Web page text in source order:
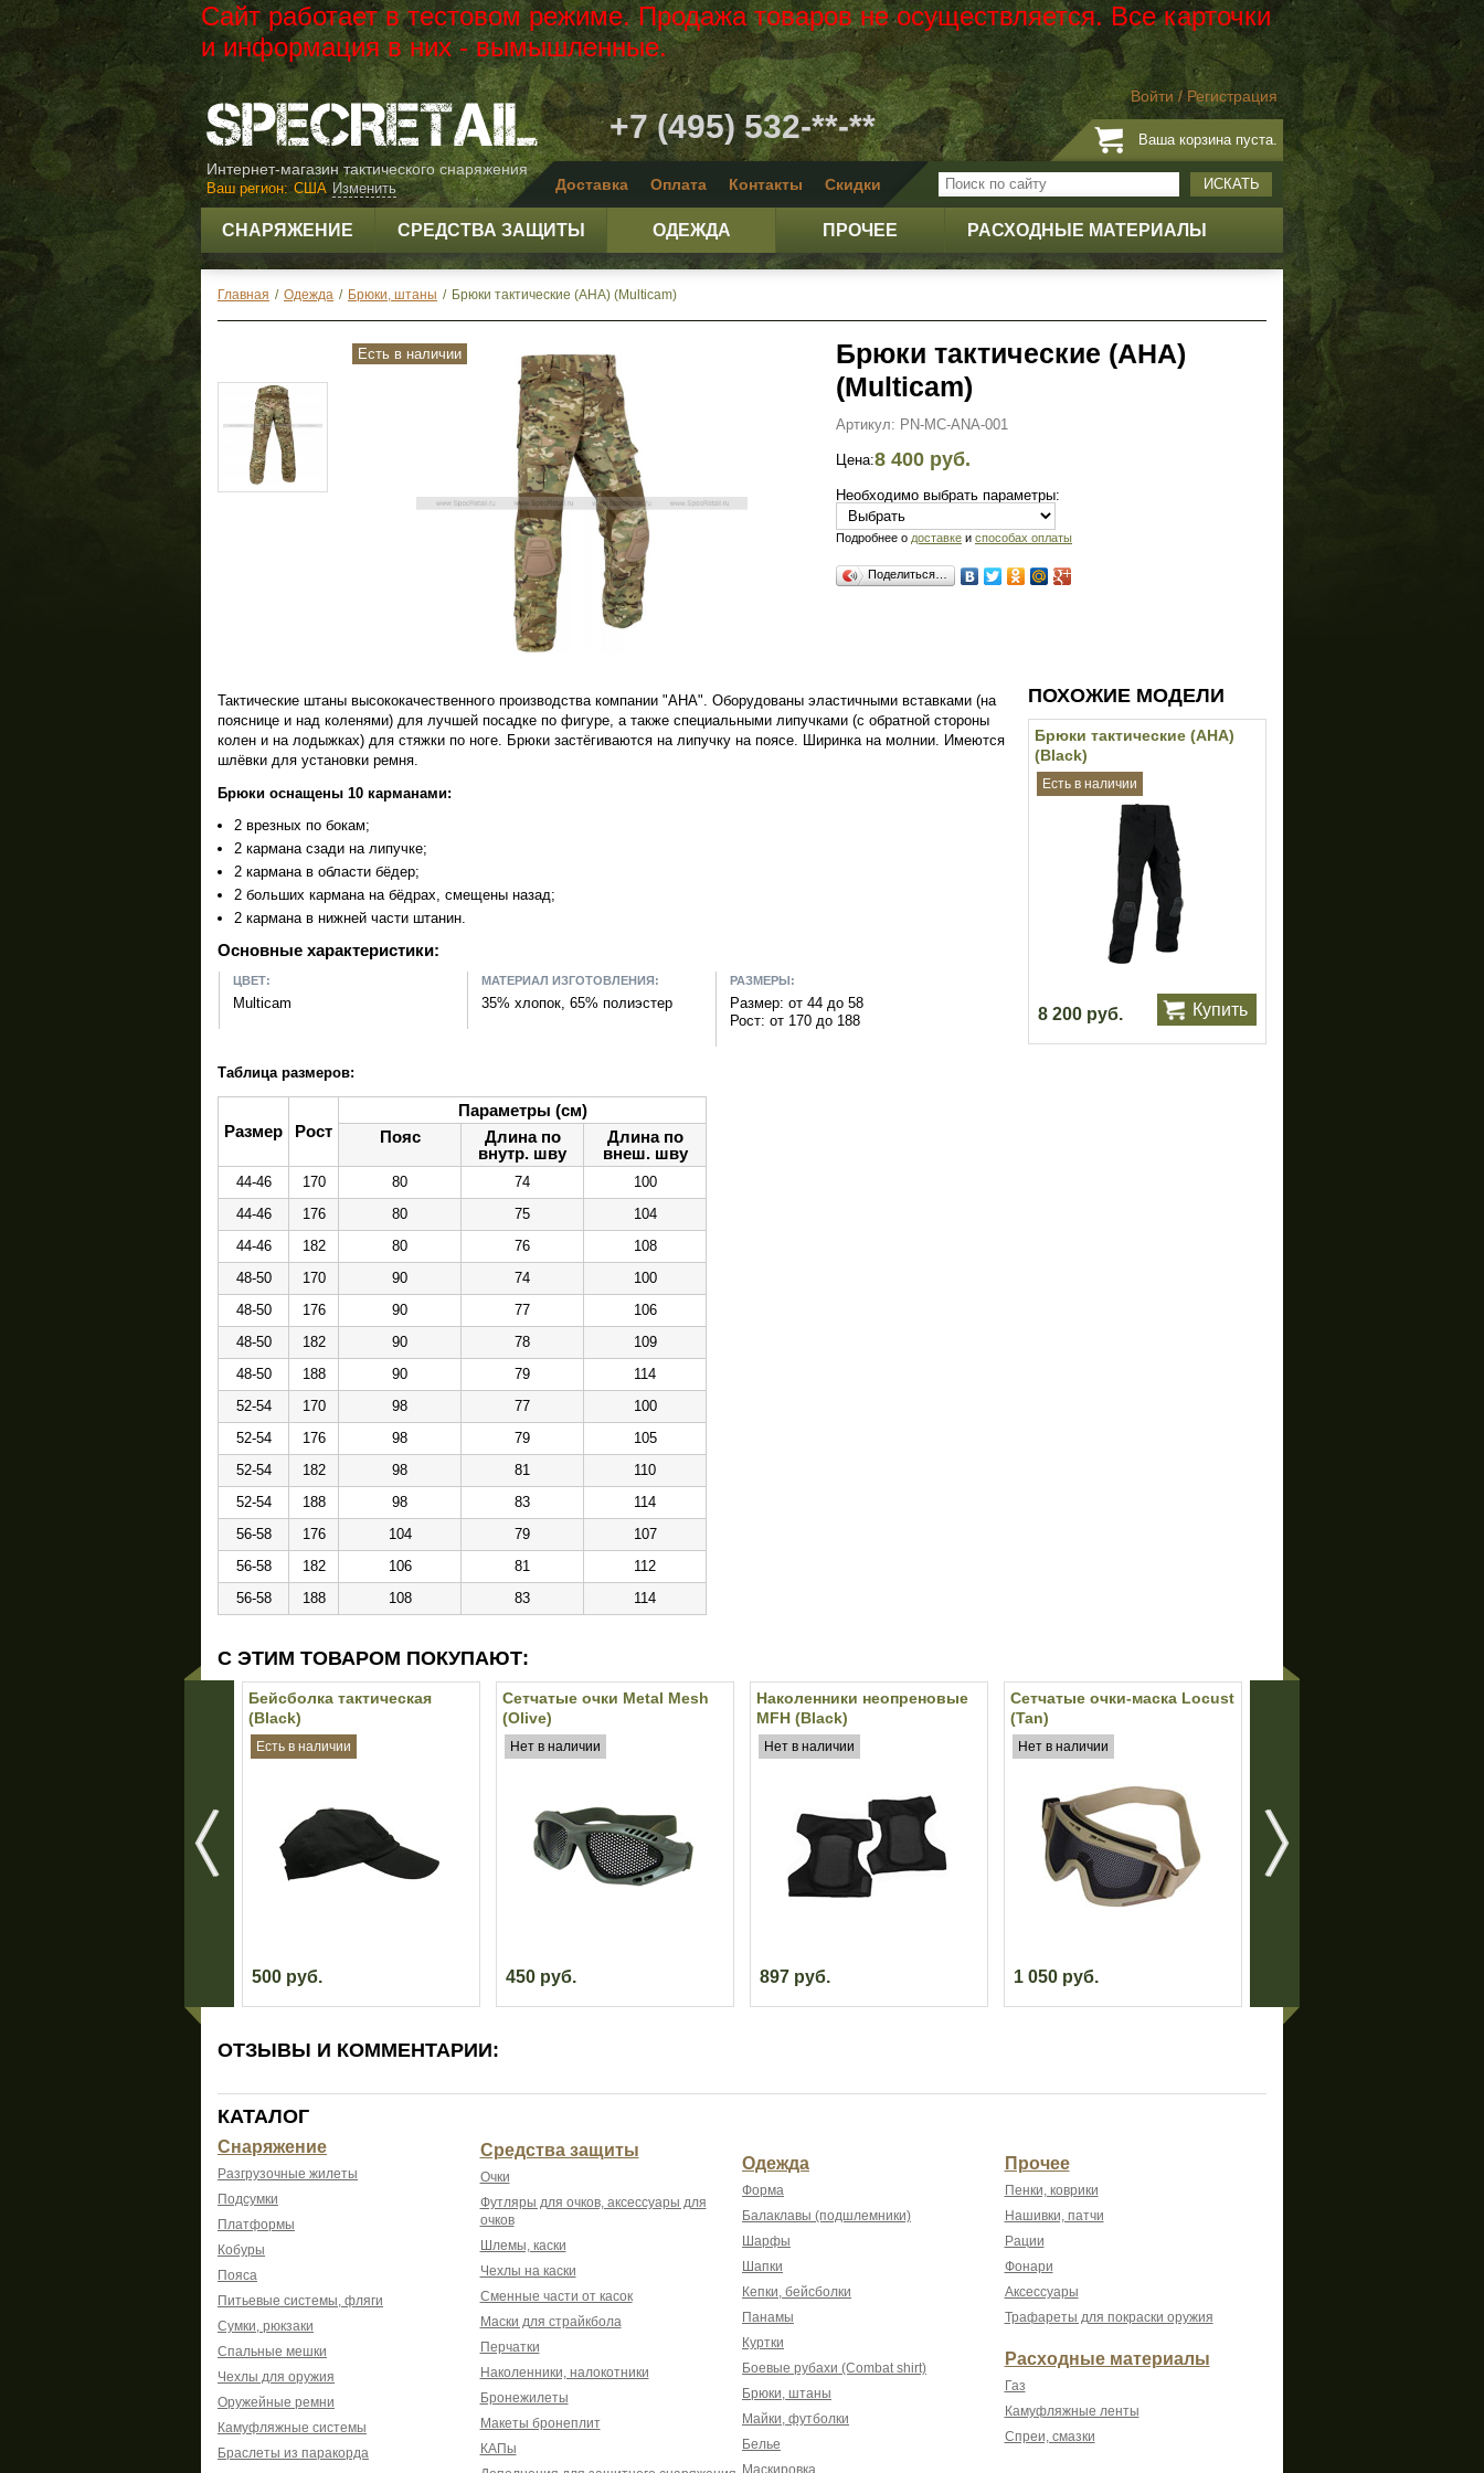
Сайт работает в тестовом режиме. Продажа товаров не осуществляется. Все карточки
и информация в них - вымышленные.
Войти / Регистрация
Ваша корзина пуста.
Интернет-магазин тактического снаряжения
+7 (495) 532-**-**
ИСКАТЬ
Доставка Оплата Контакты Скидки
Изменить
Ваш регион: США
СНАРЯЖЕНИЕ СРЕДСТВА ЗАЩИТЫ ОДЕЖДА ПРОЧЕЕ РАСХОДНЫЕ МАТЕРИАЛЫ
Главная / Одежда / Брюки, штаны / Брюки тактические (АНА) (Multicam)
Есть в наличии
Брюки тактические (АНА)
(Multicam)
Артикул: PN-MC-ANA-001
Цена:8 400 руб.
Необходимо выбрать параметры:
Подробнее о доставке и способах оплаты
Поделиться…
ПОХОЖИЕ МОДЕЛИ
Брюки тактические (АНА)
(Black)
Есть в наличии
8 200 руб. Купить
Тактические штаны высококачественного производства компании "АНА". Оборудованы эластичными вставками (на
пояснице и над коленями) для лучшей посадке по фигуре, а также специальными липучками (с обратной стороны
колен и на лодыжках) для стяжки по ноге. Брюки застёгиваются на липучку на поясе. Ширинка на молнии. Имеются
шлёвки для установки ремня.
Брюки оснащены 10 карманами:
2 врезных по бокам;
2 кармана сзади на липучке;
2 кармана в области бёдер;
2 больших кармана на бёдрах, смещены назад;
2 кармана в нижней части штанин.
Основные характеристики:
ЦВЕТ:
Multicam
МАТЕРИАЛ ИЗГОТОВЛЕНИЯ:
35% хлопок, 65% полиэстер
РАЗМЕРЫ:
Размер: от 44 до 58
Рост: от 170 до 188
Таблица размеров:
Размер Рост
Параметры (см)
Пояс
Длина по
внутр. шву
Длина по
внеш. шву
44-46 170 80 74
100
44-46
176 80 75
104
44-46
182 80 76
108
48-50
170 90 74
100
48-50
176 90 77
106
48-50
182 90 78
109
48-50
188 90 79
114
52-54
170 98 77
100
52-54
176 98 79
105
52-54
182 98 81
110
52-54
188 98 83
114
56-58
176 104 79
107
56-58
182 106 81
112
56-58
188 108 83 114
С ЭТИМ ТОВАРОМ ПОКУПАЮТ:
Бейсболка тактическая
(Black)
Есть в наличии
500 руб.
Сетчатые очки Metal Mesh
(Olive)
Нет в наличии
450 руб.
Наколенники неопреновые
MFH (Black)
Нет в наличии
897 руб.
Сетчатые очки-маска Locust
(Tan)
Нет в наличии
1 050 руб.
ОТЗЫВЫ И КОММЕНТАРИИ:
КАТАЛОГ
Снаряжение
Разгрузочные жилеты
Подсумки
Платформы
Кобуры
Пояса
Питьевые системы, фляги
Сумки, рюкзаки
Спальные мешки
Чехлы для оружия
Оружейные ремни
Камуфляжные системы
Браслеты из паракорда
Средства защиты
Очки
Футляры для очков, аксессуары для
очков
Шлемы, каски
Чехлы на каски
Сменные части от касок
Маски для страйкбола
Перчатки
Наколенники, налокотники
Бронежилеты
Макеты бронеплит
КАПы
Одежда
Форма
Балаклавы (подшлемники)
Шарфы
Шапки
Кепки, бейсболки
Панамы
Куртки
Боевые рубахи (Combat shirt)
Брюки, штаны
Майки, футболки
Белье
Маскировка
Прочее
Пенки, коврики
Нашивки, патчи
Рации
Фонари
Аксессуары
Трафареты для покраски оружия
Расходные материалы
Газ
Камуфляжные ленты
Спреи, смазки